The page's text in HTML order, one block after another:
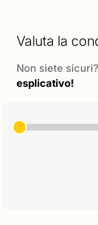
Valuta la
Non siete sicuri?
esplicativo!